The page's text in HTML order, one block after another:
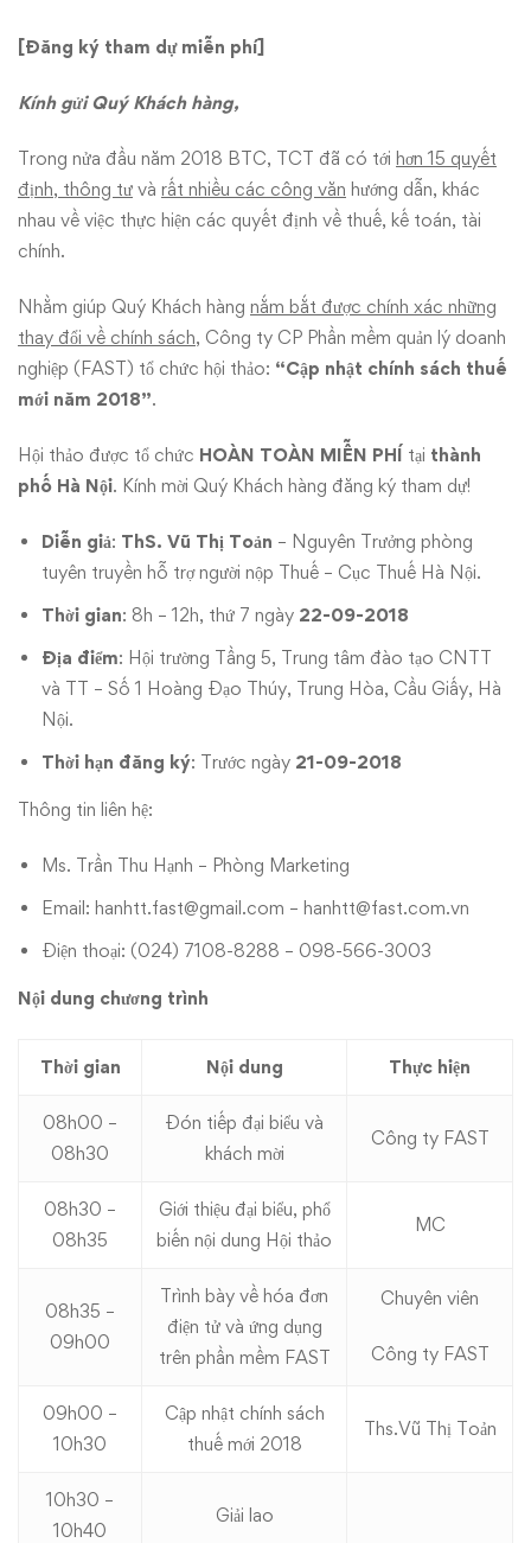
sách
thuế
mới
năm
2018”
tại
Hà
Nội
[Đăng ký tham dự miễn phí]
Kính gửi Quý Khách hàng,
Trong nửa đầu năm 2018 BTC, TCT đã có tới hơn 15 quyết
định, thông tư và rất nhiều các công văn hướng dẫn, khác
nhau về việc thực hiện các quyết định về thuế, kế toán, tài
chính.
Nhằm giúp Quý Khách hàng nắm bắt được chính xác những
thay đổi về chính sách, Công ty CP Phần mềm quản lý doanh
nghiệp (FAST) tổ chức hội thảo: “Cập nhật chính sách thuế
mới năm 2018”.
Hội thảo được tổ chức HOÀN TOÀN MIỄN PHÍ tại thành
phố Hà Nội. Kính mời Quý Khách hàng đăng ký tham dự!
Diễn giả: ThS. Vũ Thị Toản – Nguyên Trưởng phòng
tuyên truyền hỗ trợ người nộp Thuế – Cục Thuế Hà Nội.
Thời gian: 8h – 12h, thứ 7 ngày 22-09-2018
Địa điểm: Hội trường Tầng 5, Trung tâm đào tạo CNTT
và TT – Số 1 Hoàng Đạo Thúy, Trung Hòa, Cầu Giấy, Hà
Nội.
Thời hạn đăng ký: Trước ngày 21-09-2018
Thông tin liên hệ:
Ms. Trần Thu Hạnh – Phòng Marketing
Email: hanhtt.fast@gmail.com – hanhtt@fast.com.vn
Điện thoại: (024) 7108-8288 – 098-566-3003
Nội dung chương trình
Thời gian Nội dung Thực hiện
08h00 –
08h30
Đón tiếp đại biểu và
khách mời
Công ty FAST
08h30 –
08h35
Giới thiệu đại biểu, phổ
biến nội dung Hội thảo
MC
08h35 –
09h00
Trình bày về hóa đơn
điện tử và ứng dụng
trên phần mềm FAST
Chuyên viên
Công ty FAST
09h00 –
10h30
Cập nhật chính sách
thuế mới 2018
Ths.Vũ Thị Toản
10h30 –
10h40
Giải lao